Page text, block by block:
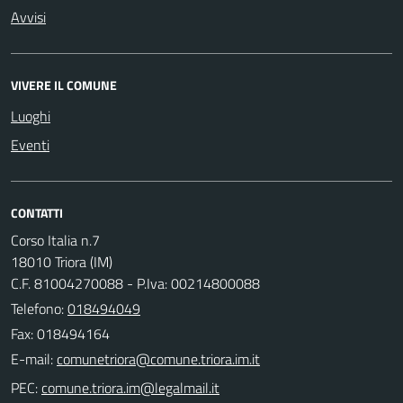
Avvisi
VIVERE IL COMUNE
Luoghi
Eventi
CONTATTI
Corso Italia n.7
18010 Triora (IM)
C.F. 81004270088 - P.Iva: 00214800088
Telefono:018494049
Fax: 018494164
E-mail:
PEC: